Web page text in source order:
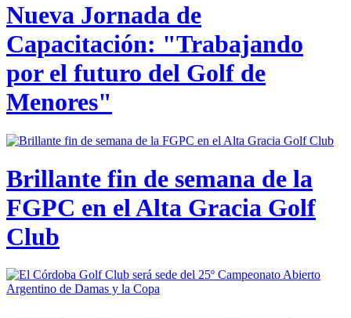
Nueva Jornada de
Capacitación: "Trabajando
por el futuro del Golf de
Menores"
Brillante fin de semana de la
FGPC en el Alta Gracia Golf
Club